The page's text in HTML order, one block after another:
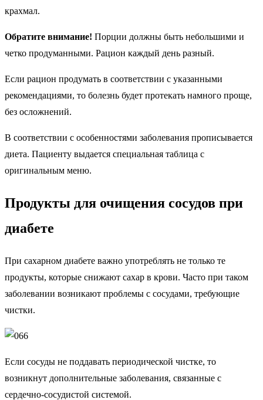
крахмал.
Обратите внимание! Порции должны быть небольшими и
четко продуманными. Рацион каждый день разный.
Если рацион продумать в соответствии с указанными
рекомендациями, то болезнь будет протекать намного проще,
без осложнений.
В соответствии с особенностями заболевания прописывается
диета. Пациенту выдается специальная таблица с
оригинальным меню.
Продукты для очищения сосудов при
диабете
При сахарном диабете важно употреблять не только те
продукты, которые снижают сахар в крови. Часто при таком
заболевании возникают проблемы с сосудами, требующие
чистки.
Если сосуды не поддавать периодической чистке, то
возникнут дополнительные заболевания, связанные с
сердечно-сосудистой системой.